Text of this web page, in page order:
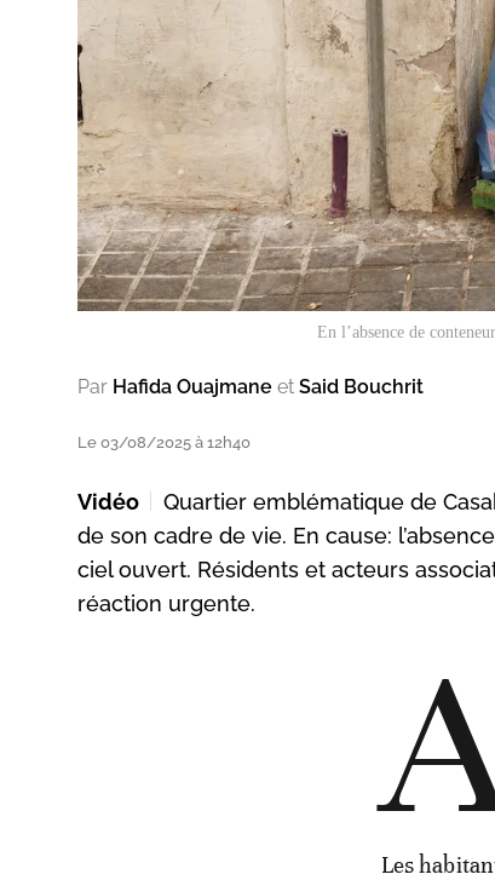
En l’absence de
Par Hafida Ouajmane et Said Bouchrit
Le 03/08/2025 à 12h40
Vidéo
Quartier emblématique de
de son cadre de vie. En cause:
ciel ouvert. Résidents et acteurs
réaction urgente.
Les